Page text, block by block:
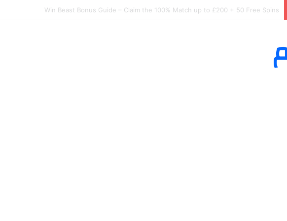
Elite Spin Login Bonus-Guide – So sichern Sie sich das Willkommenspaket